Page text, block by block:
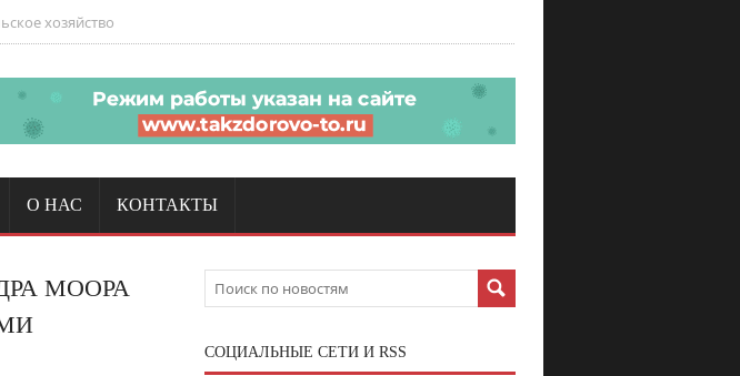
хозяйство
О НАС КОНТАКТЫ
МООРА
CОЦИАЛЬНЫЕ СЕТИ И RSS